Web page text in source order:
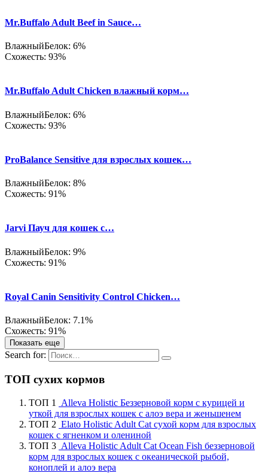
Mr.Buffalo Adult Beef in Sauce…
ВлажныйБелок: 6%
Схожесть: 93%
Mr.Buffalo Adult Chicken влажный корм…
ВлажныйБелок: 6%
Схожесть: 93%
ProBalance Sensitive для взрослых кошек…
ВлажныйБелок: 8%
Схожесть: 91%
Jarvi Пауч для кошек с…
ВлажныйБелок: 9%
Схожесть: 91%
Royal Canin Sensitivity Control Chicken…
ВлажныйБелок: 7.1%
Схожесть: 91%
Показать еще
Search for:
ТОП сухих кормов
ТОП 1
Alleva Holistic Беззерновой корм с курицей и
уткой для взрослых кошек с алоэ вера и женьшенем
ТОП 2 Elato Holistic Adult Cat сухой корм для взрослых
кошек с ягненком и олениной
ТОП 3 Alleva Holistic Adult Cat Ocean Fish беззерновой
корм для взрослых кошек с океанической рыбой,
коноплей и алоэ вера